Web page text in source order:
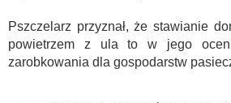
Pszczelarz przyznał, że stawianie
powietrzem z ula to w jego
zarobkowania dla gospodarstw